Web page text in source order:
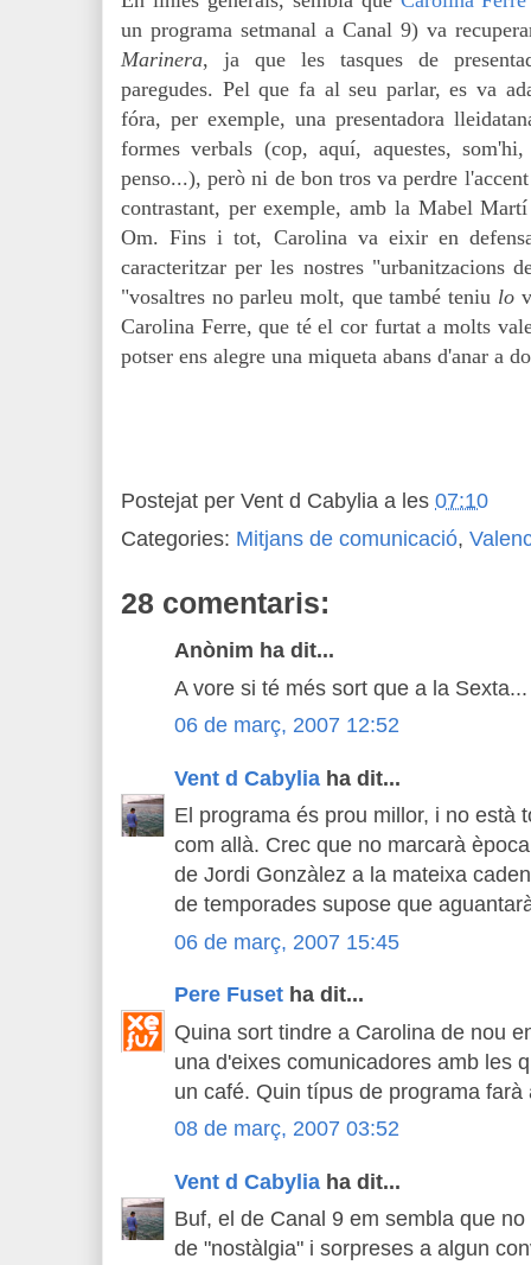
un programa setmanal a Canal 9) va
Marinera, ja que les tasques de
paregudes. Pel que fa al seu parlar, es va
fóra, per exemple, una presentadora
formes verbals (cop, aquí, aquestes,
penso...), però ni de bon tros va perdre
contrastant, per exemple, amb la Mabel
Om. Fins i tot, Carolina va eixir en
caracteritzar per les nostres "urbanitzacions
"vosaltres no parleu molt, que també teniu lo
Carolina Ferre, que té el cor furtat a molts
potser ens alegre una miqueta abans d'anar a
Postejat per Vent d Cabylia a les 07:10
Categories: Mitjans de comunicació,
28 comentaris:
Anònim ha dit...
A vore si té més sort que a la Sexta...
06 de març, 2007 12:52
Vent d Cabylia ha dit...
El programa és prou millor, i no està
com allà. Crec que no marcarà
de Jordi Gonzàlez a la mateixa
de temporades supose que
06 de març, 2007 15:45
Pere Fuset ha dit...
Quina sort tindre a Carolina de nou
una d'eixes comunicadores amb les
un café. Quin típus de programa farà
08 de març, 2007 03:52
Vent d Cabylia ha dit...
Buf, el de Canal 9 em sembla que
de "nostàlgia" i sorpreses a algun